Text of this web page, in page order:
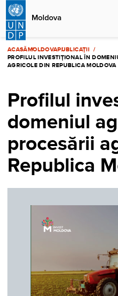
Sari
conținutul
principal
Moldova
ACASĂMOLDOVAPUBLICAȚII
PROFILUL INVESTIȚIONAL ÎN
AGRICOLE DIN REPUBLICA MOLDOVA
Profilul
domeniul
procesării
Republica